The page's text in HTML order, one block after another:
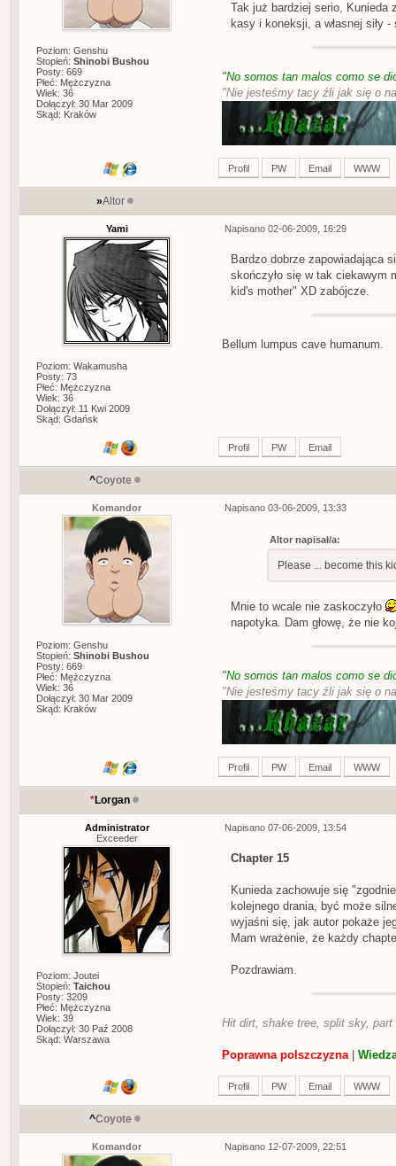
Poziom: Genshu
Stopień: Shinobi Bushou
Posty: 669
Płeć: Mężczyzna
Wiek: 36
Dołączył: 30 Mar 2009
Skąd: Kraków
Tak już bardziej serio, Kunieda
kasy i koneksji, a własnej siły
"No somos tan malos como se
"Nie jesteśmy tacy źli jak się o
Profil PW Email WWW
»Altor
Yami
Poziom: Wakamusha
Posty: 73
Płeć: Mężczyzna
Wiek: 36
Dołączył: 11 Kwi 2009
Skąd: Gdańsk
Napisano 02-06-2009, 16:29
Bardzo dobrze zapowiadająca
skończyło się w tak ciekawym
kid's mother" XD zabójcze.
Bellum lumpus cave humanum.
Profil PW Email
^Coyote
Komandor
Poziom: Genshu
Stopień: Shinobi Bushou
Posty: 669
Płeć: Mężczyzna
Wiek: 36
Dołączył: 30 Mar 2009
Skąd: Kraków
Napisano 03-06-2009, 13:33
Altor napisał/a:
Please ... become this
Mnie to wcale nie zaskoczyło
napotyka. Dam głowę, że nie
"No somos tan malos como se
"Nie jesteśmy tacy źli jak się o
Profil PW Email WWW
*Lorgan
Administrator
Exceeder
Poziom: Joutei
Stopień: Taichou
Posty: 3209
Płeć: Mężczyzna
Wiek: 39
Dołączył: 30 Paź 2008
Skąd: Warszawa
Napisano 07-06-2009, 13:54
Chapter 15
Kunieda zachowuje się
kolejnego drania, być może
wyjaśni się, jak autor pokaże
Mam wrażenie, że każdy
Pozdrawiam.
Hit dirt, shake tree, split sky, part
Poprawna polszczyzna|
Profil PW Email WWW
^Coyote
Komandor Napisano 12-07-2009, 22:51